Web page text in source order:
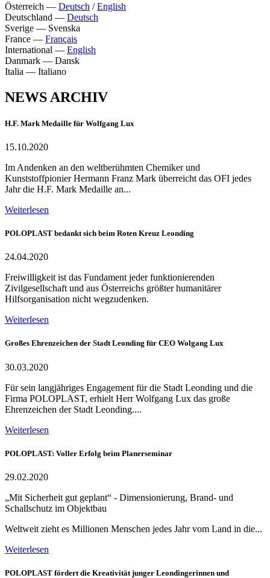
Österreich — Deutsch /English
Deutschland — Deutsch
Sverige — Svenska
France — Français
International — English
Danmark — Dansk
Italia — Italiano
NEWS ARCHIV
H.F. Mark Medaille für Wolfgang Lux
15.10.2020
Im Andenken an den weltberühmten Chemiker und
Kunststoffpionier Hermann Franz Mark überreicht das OFI jedes
Jahr die H.F. Mark Medaille an...
Weiterlesen
POLOPLAST bedankt sich beim Roten Kreuz Leonding
24.04.2020
Freiwilligkeit ist das Fundament jeder funktionierenden
Zivilgesellschaft und aus Österreichs größter humanitärer
Hilfsorganisation nicht wegzudenken.
Weiterlesen
Großes Ehrenzeichen der Stadt Leonding für CEO Wolgang Lux
30.03.2020
Für sein langjähriges Engagement für die Stadt Leonding und die
Firma POLOPLAST, erhielt Herr Wolfgang Lux das große
Ehrenzeichen der Stadt Leonding....
Weiterlesen
POLOPLAST: Voller Erfolg beim Planerseminar
29.02.2020
„Mit Sicherheit gut geplant“ - Dimensionierung, Brand- und
Schallschutz im Objektbau
Weltweit zieht es Millionen Menschen jedes Jahr vom Land in die...
Weiterlesen
POLOPLAST fördert die Kreativität junger Leondingerinnen und